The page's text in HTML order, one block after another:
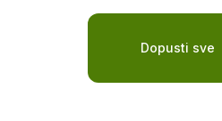
o zaštiti privatnosti za mobilne uređaje
Dopusti sve